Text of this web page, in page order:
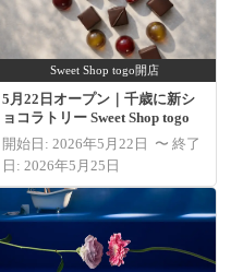
Sweet Shop togo開店
5月22日オープン｜千歳に新シ
ョコラトリー Sweet Shop togo
開始日: 2026年5月22日 〜 終了
日: 2026年5月25日